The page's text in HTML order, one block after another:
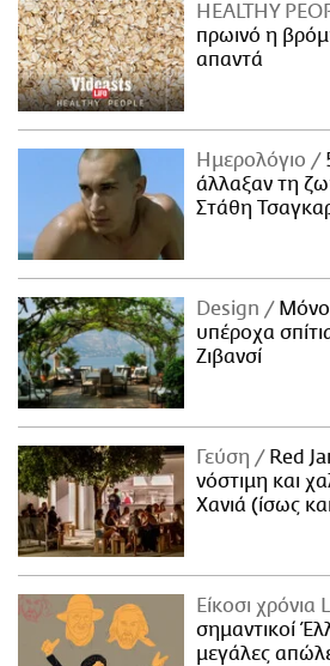
HEALTHY
πρωινό η
απαντά
Ημερολόγιο
άλλαξαν τη
Στάθη
Design
Μόνο
υπέροχα
Ζιβανσί
Γεύση
Red
νόστιμη και
Χανιά (ίσως
Είκοσι χρόνια
σημαντικοί
μεγάλες